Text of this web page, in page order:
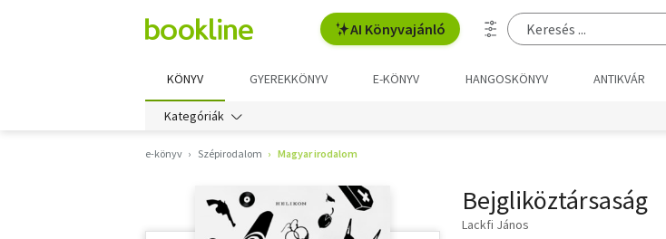
AI Könyvajánló
KÖNYV GYEREKKÖNYV E-KÖNYV HANGOSKÖNYV ANTIKVÁR
Kategóriák
e-könyv Szépirodalom Magyar irodalom
Bejgliköztársaság
Lackfi János